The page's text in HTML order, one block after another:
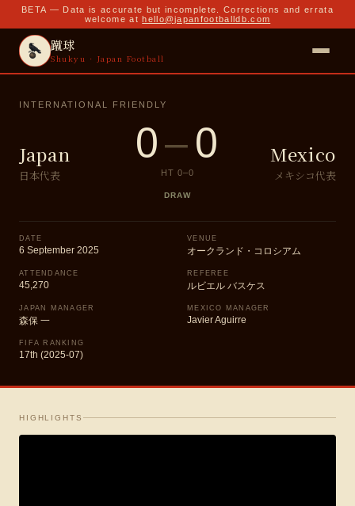
BETA — Data is accurate but incomplete. Corrections and errata
welcome at hello@japanfootballdb.com
蹴球
Shukyu · Japan Football
INTERNATIONAL FRIENDLY
Japan
日本代表
0–0
HT 0–0
DRAW
Mexico
メキシコ代表
DATE
6 September 2025
VENUE
オークランド・コロシアム
ATTENDANCE
45,270
REFEREE
ルビエル バスケス
JAPAN MANAGER
森保 一
MEXICO MANAGER
Javier Aguirre
FIFA RANKING
17th (2025-07)
HIGHLIGHTS